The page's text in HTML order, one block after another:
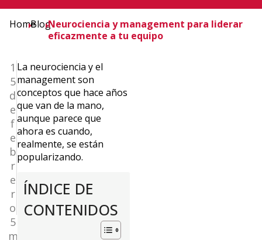
HomeBlogNeurociencia y management para liderar
eficazmente a tu equipo
1
5
d
e
f
e
b
r
e
r
o
5
m
La neurociencia y el
management son
conceptos que hace años
que van de la mano,
aunque parece que
ahora es cuando,
realmente, se están
popularizando.
ÍNDICE DE
CONTENIDOS